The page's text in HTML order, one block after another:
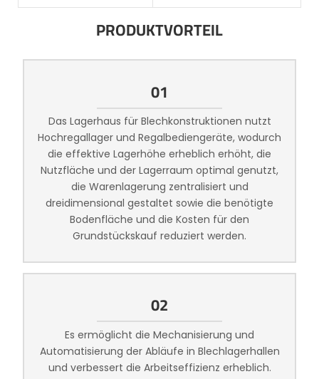
PRODUKTVORTEIL
01
Das Lagerhaus für Blechkonstruktionen nutzt
Hochregallager und Regalbediengeräte, wodurch
die effektive Lagerhöhe erheblich erhöht, die
Nutzfläche und der Lagerraum optimal genutzt,
die Warenlagerung zentralisiert und
dreidimensional gestaltet sowie die benötigte
Bodenfläche und die Kosten für den
Grundstückskauf reduziert werden.
02
Es ermöglicht die Mechanisierung und
Automatisierung der Abläufe in Blechlagerhallen
und verbessert die Arbeitseffizienz erheblich.